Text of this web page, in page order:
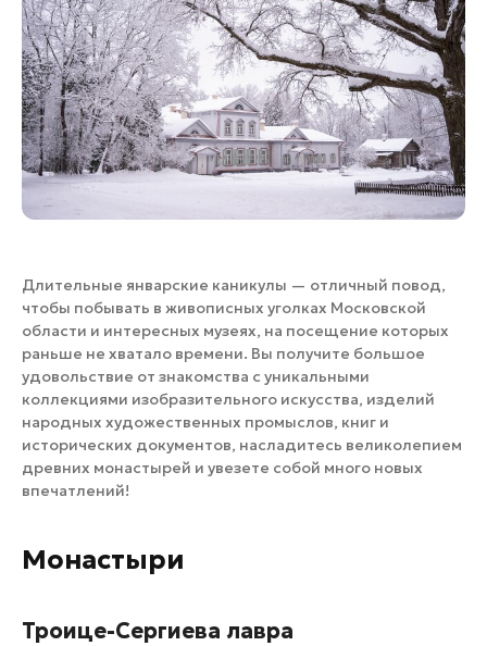
Банные комплексы
Горнолыжные клубы
Спецпроекты
Инвестиционный портал
Федоскинская фабрика
Пикник в Подмосковье
Золотое кольцо России
Войти
Инвесторам
Особо охраняемые
природные территории
Длительные январские каникулы — отличный повод,
чтобы побывать в живописных уголках Московской
области и интересных музеях, на посещение которых
раньше не хватало времени. Вы получите большое
удовольствие от знакомства с уникальными
коллекциями изобразительного искусства, изделий
народных художественных промыслов, книг и
исторических документов, насладитесь великолепием
древних монастырей и увезете собой много новых
впечатлений!
Монастыри
Троице-Сергиева лавра